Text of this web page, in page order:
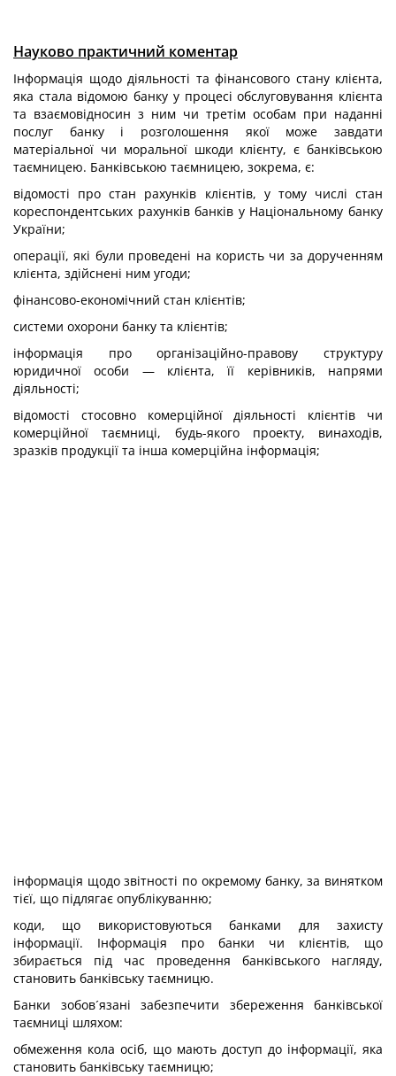
Науково практичний коментар
Інформація щодо діяльності та фінансового стану клієнта,
яка стала відомою банку у процесі обслуговування клієнта
та взаємовідносин з ним чи третім особам при наданні
послуг банку і розголошення якої може завдати
матеріальної чи моральної шкоди клієнту, є банківською
таємницею. Банківською таємницею, зокрема, є:
відомості про стан рахунків клієнтів, у тому числі стан
кореспондентських рахунків банків у Національному банку
України;
операції, які були проведені на користь чи за дорученням
клієнта, здійснені ним угоди;
фінансово-економічний стан клієнтів;
системи охорони банку та клієнтів;
інформація про організаційно-правову структуру
юридичної особи — клієнта, її керівників, напрями
діяльності;
відомості стосовно комерційної діяльності клієнтів чи
комерційної таємниці, будь-якого проекту, винаходів,
зразків продукції та інша комерційна інформація;
інформація щодо звітності по окремому банку, за винятком
тієї, що підлягає опублікуванню;
коди, що використовуються банками для захисту
інформації. Інформація про банки чи клієнтів, що
збирається під час проведення банківського нагляду,
становить банківську таємницю.
Банки зобов´язані забезпечити збереження банківської
таємниці шляхом:
обмеження кола осіб, що мають доступ до інформації, яка
становить банківську таємницю;